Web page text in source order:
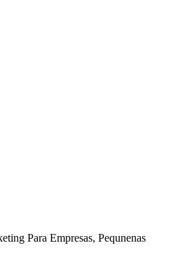
Para Empresas, Pequnenas